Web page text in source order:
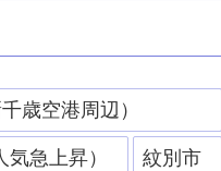
歳空港周辺）
急上昇） 紋別市